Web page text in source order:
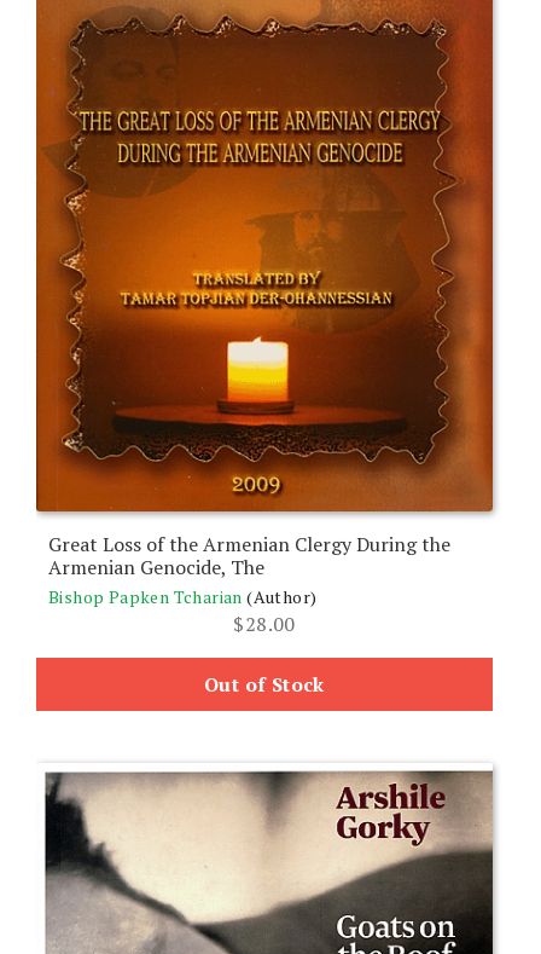
Great Loss of the Armenian Clergy During the
Armenian Genocide, The
Bishop Papken Tcharian (Author)
$28.00
Out of Stock